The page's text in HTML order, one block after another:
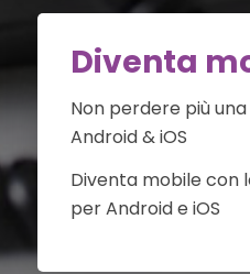
Diventa
Non perdere più
Android & iOS
Diventa mobile con
per Android e iOS